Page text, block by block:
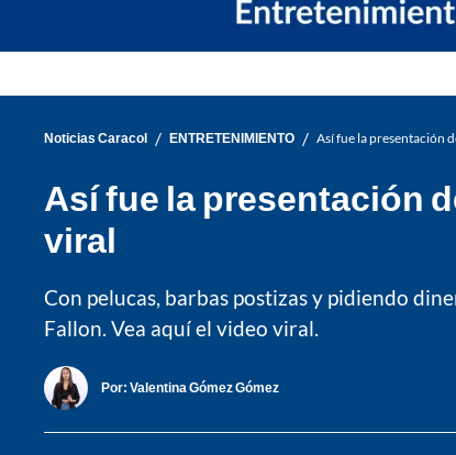
Noticias Caracol / ENTRETENIMIENTO / Así fue la presentación
Así fue la presentación
viral
Con pelucas, barbas postizas y pidiendo
Fallon. Vea aquí el video viral.
Por: Valentina Gómez Gómez